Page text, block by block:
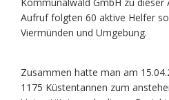
Aufruf folgten 60 aktive Helfer
Viermünden und Umgebung.
Zusammen hatte man am
1175 Küstentannen zum